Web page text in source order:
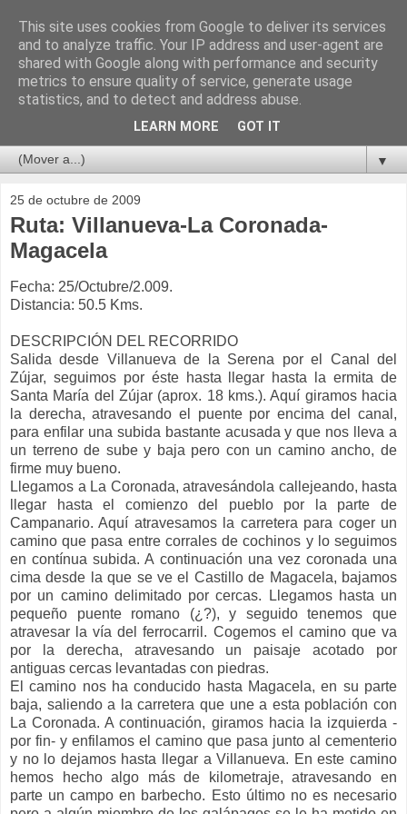
▼
25 de octubre de 2009
Ruta: Villanueva-La Coronada-
Magacela
Fecha: 25/Octubre/2.009.
Distancia: 50.5 Kms.
DESCRIPCIÓN DEL RECORRIDO
Salida desde Villanueva de la Serena por el Canal del
Zújar, seguimos por éste hasta llegar hasta la ermita de
Santa María del Zújar (aprox. 18 kms.). Aquí giramos hacia
la derecha, atravesando el puente por encima del canal,
para enfilar una subida bastante acusada y que nos lleva a
un terreno de sube y baja pero con un camino ancho, de
firme muy bueno.
Llegamos a La Coronada, atravesándola callejeando, hasta
llegar hasta el comienzo del pueblo por la parte de
Campanario. Aquí atravesamos la carretera para coger un
camino que pasa entre corrales de cochinos y lo seguimos
en contínua subida. A continuación una vez coronada una
cima desde la que se ve el Castillo de Magacela, bajamos
por un camino delimitado por cercas. Llegamos hasta un
pequeño puente romano (¿?), y seguido tenemos que
atravesar la vía del ferrocarril. Cogemos el camino que va
por la derecha, atravesando un paisaje acotado por
antiguas cercas levantadas con piedras.
El camino nos ha conducido hasta Magacela, en su parte
baja, saliendo a la carretera que une a esta población con
La Coronada. A continuación, giramos hacia la izquierda -
por fin- y enfilamos el camino que pasa junto al cementerio
y no lo dejamos hasta llegar a Villanueva. En este camino
hemos hecho algo más de kilometraje, atravesando en
parte un campo en barbecho. Esto último no es necesario
This site uses cookies from Google to deliver its services
and to analyze traffic. Your IP address and user-agent are
shared with Google along with performance and security
metrics to ensure quality of service, generate usage
statistics, and to detect and address abuse.
LEARN MORE GOT IT